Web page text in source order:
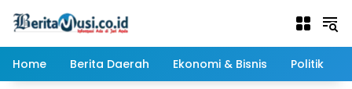
Home
Berita Daerah Ekonomi & Bisnis Politik